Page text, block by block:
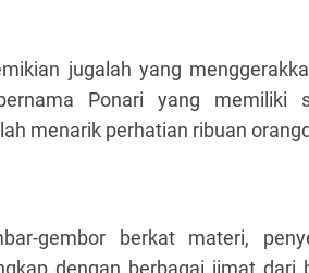
jugalah yang
Ponari yang memiliki
menarik perhatian ribuan
gembor berkat materi,
dengan berbagai jimat dari